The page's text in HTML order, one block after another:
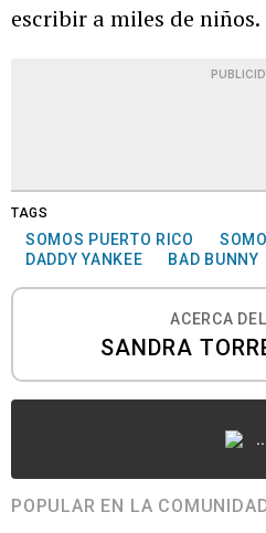
escribir a miles de niños.
TAGS
SOMOS PUERTO RICO
DADDY YANKEE
BAD BUNNY
ACERCA
SANDRA
POPULAR EN LA